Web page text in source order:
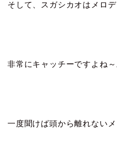
そして、スガシカオはメロ
非常にキャッチーですよね～
一度聞けば頭から離れない